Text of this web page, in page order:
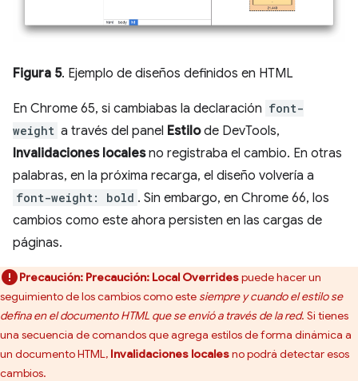
Figura 5. Ejemplo de diseños definidos en HTML
En Chrome 65, si cambiabas la declaración font-
weight a través del panel Estilode DevTools,
Invalidaciones localesno registraba el cambio. En otras
palabras, en la próxima recarga, el diseño volvería a
font-weight: bold . Sin embargo, en Chrome 66, los
cambios como este ahora persisten en las cargas de
páginas.
Precaución: Precaución: Local Overridespuede hacer un
seguimiento de los cambios como este siempre y cuando el estilo se
defina en el documento HTML que se envió a través de la red. Si tienes
una secuencia de comandos que agrega estilos de forma dinámica a
un documento HTML, Invalidaciones localesno podrá detectar esos
cambios.